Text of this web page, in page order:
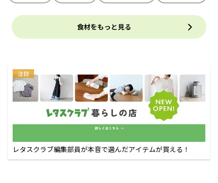
食材をもっと見る
注目
レタスクラブ編集部員が本音で選んだアイテムが買える！